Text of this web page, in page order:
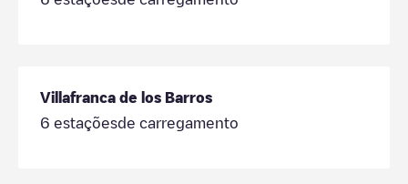
Villafranca de los Barros
6 estaçõesde carregamento